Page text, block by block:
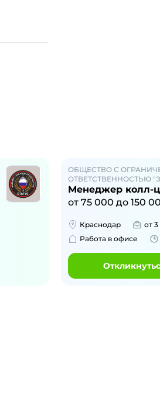
ОБЩЕСТВО С
ОТВЕТСТВЕННОСТЬЮ
Менеджер колл-
от 75 000 до 150
Краснодар
от
Работа в офисе